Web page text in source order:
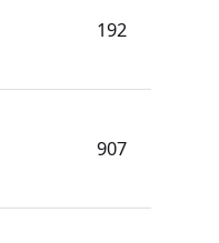
192
907